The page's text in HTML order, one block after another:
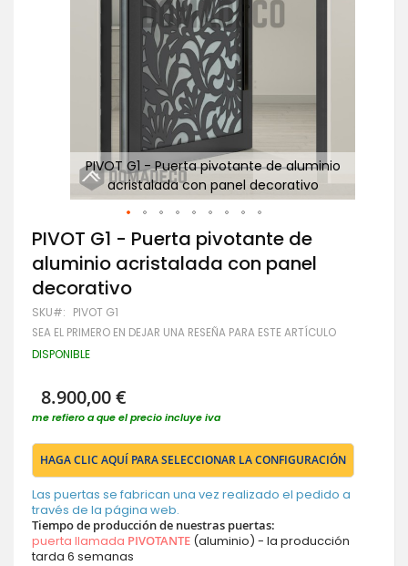
PIVOT G1 - Puerta pivotante de aluminio
acristalada con panel decorativo
Saltar
al
comienzo
de
la
galería
de
imágenes
PIVOT G1 - Puerta pivotante de
aluminio acristalada con panel
decorativo
SKU PIVOT G1
SEA EL PRIMERO EN DEJAR UNA RESEÑA PARA ESTE ARTÍCULO
DISPONIBLE
8.900,00 €
me refiero a que el precio incluye iva
HAGA CLIC AQUÍ PARA SELECCIONAR LA CONFIGURACIÓN
Las puertas se fabrican una vez realizado el pedido a
través de la página web.
Tiempo de producción de nuestras puertas:
puerta llamada PIVOTANTE (aluminio) - la producción
tarda 6 semanas